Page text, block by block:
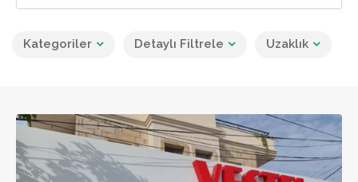
Kategoriler Detaylı Filtrele Uzaklık